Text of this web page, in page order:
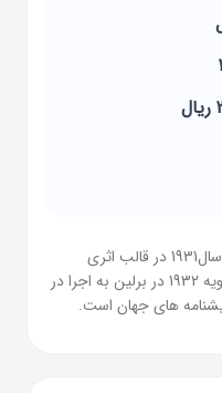
کتاب مادر:نمایشتامه مادر را برشت در سال1931 در قالب اثری
آموزشی نوشت و برای اولین بار در ژانویه 1932 در برلین به اجرا در
های جهان است.